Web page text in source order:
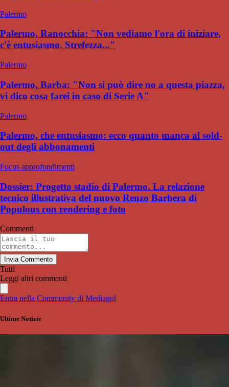
Palermo
Palermo, Ranocchia: "Non vediamo l'ora di iniziare,
c'è entusiasmo. Strefezza..."
Palermo
Palermo, Barba: "Non si può dire no a questa piazza,
vi dico cosa farei in caso di Serie A"
Palermo
Palermo, che entusiasmo: ecco quanto manca al sold-
out degli abbonamenti
Focus approfondimenti
Dossier: Progetto stadio di Palermo. La relazione
tecnico illustrativa del nuovo Renzo Barbera di
Populous con rendering e foto
Commenti
Invia Commento
Tutti
Leggi altri commenti
Entra nella Community di Mediagol
Ultime Notizie